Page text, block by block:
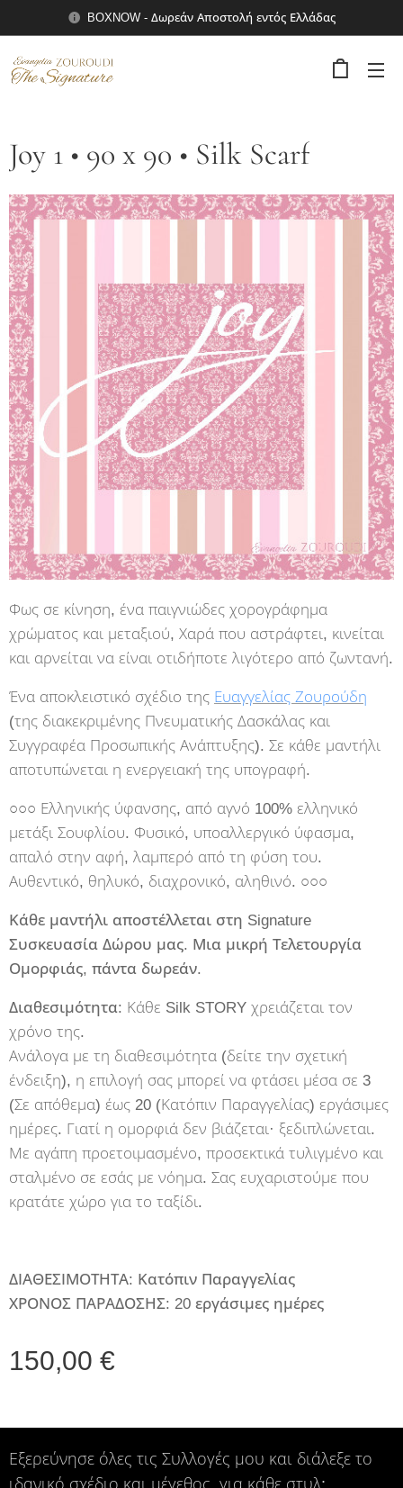
BOXNOW - Δωρεάν Αποστολή εντός Ελλάδας
Joy 1 • 90 x 90 • Silk Scarf
Φως σε κίνηση, ένα παιγνιώδες χορογράφημα
χρώματος και μεταξιού, Χαρά που αστράφτει, κινείται
και αρνείται να είναι οτιδήποτε λιγότερο από ζωντανή.
Ένα αποκλειστικό σχέδιο της Ευαγγελίας Ζουρούδη
(της διακεκριμένης Πνευματικής Δασκάλας και
Συγγραφέα Προσωπικής Ανάπτυξης). Σε κάθε μαντήλι
αποτυπώνεται η ενεργειακή της υπογραφή.
○○○ Ελληνικής ύφανσης, από αγνό 100% ελληνικό
μετάξι Σουφλίου. Φυσικό, υποαλλεργικό ύφασμα,
απαλό στην αφή, λαμπερό από τη φύση του.
Αυθεντικό, θηλυκό, διαχρονικό, αληθινό. ○○○
Κάθε μαντήλι αποστέλλεται στη Signature
Συσκευασία Δώρου μας. Μια μικρή Τελετουργία
Ομορφιάς, πάντα δωρεάν.
Διαθεσιμότητα: Κάθε Silk STORY χρειάζεται τον
χρόνο της.
Ανάλογα με τη διαθεσιμότητα (δείτε την σχετική
ένδειξη), η επιλογή σας μπορεί να φτάσει μέσα σε 3
(Σε απόθεμα) έως 20 (Κατόπιν Παραγγελίας) εργάσιμες
ημέρες. Γιατί η ομορφιά δεν βιάζεται· ξεδιπλώνεται.
Με αγάπη προετοιμασμένο, προσεκτικά τυλιγμένο και
σταλμένο σε εσάς με νόημα. Σας ευχαριστούμε που
κρατάτε χώρο για το ταξίδι.
ΔΙΑΘΕΣΙΜΟΤΗΤΑ: Κατόπιν Παραγγελίας
ΧΡΟΝΟΣ ΠΑΡΑΔΟΣΗΣ: 20 εργάσιμες ημέρες
150,00 €
Εξερεύνησε όλες τις Συλλογές μου και διάλεξε το
ιδανικό σχέδιο και μέγεθος, για κάθε στυλ: